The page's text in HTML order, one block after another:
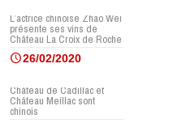
L’actrice chinoise Zhao Wei
présente ses vins de
Château La Croix de Roche
26/02/2020
Château de Cadillac et
Château Meillac sont
chinois